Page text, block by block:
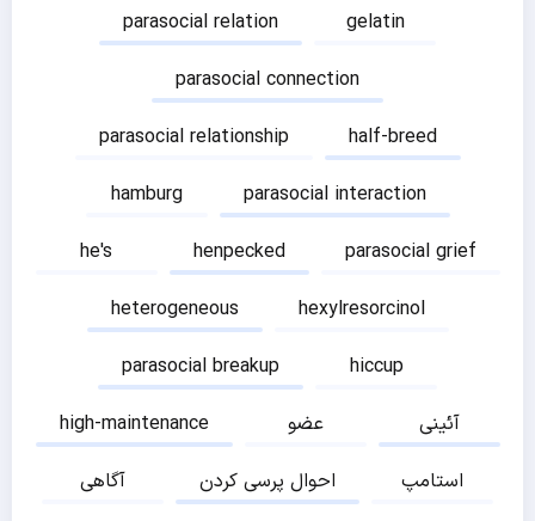
parasocial relation
gelatin
parasocial connection
parasocial relationship
half-breed
hamburg
parasocial interaction
he's
henpecked
parasocial grief
heterogeneous
hexylresorcinol
parasocial breakup
hiccup
high-maintenance
عضو
آئینی
آگاهی
احوال پرسی کردن
استامپ